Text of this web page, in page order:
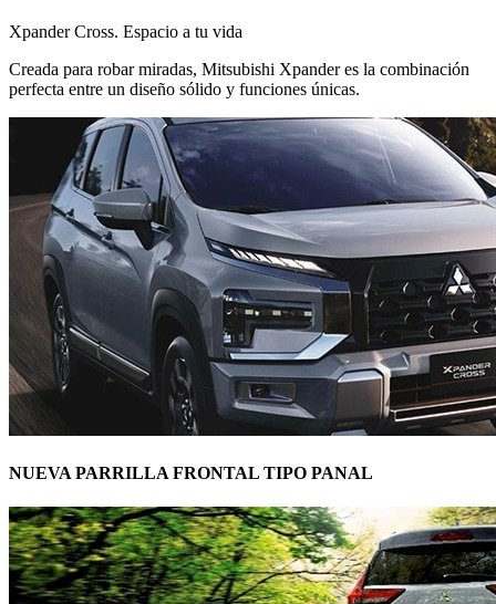
Xpander Cross. Espacio a tu vida
Creada para robar miradas, Mitsubishi Xpander es la combinación
perfecta entre un diseño sólido y funciones únicas.
NUEVA PARRILLA FRONTAL TIPO PANAL